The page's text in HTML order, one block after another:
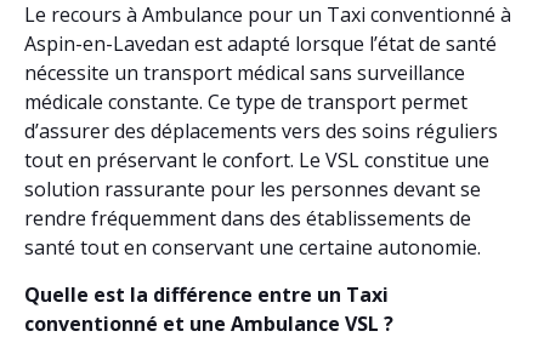
Le recours à Ambulance pour un Taxi conventionné à
Aspin-en-Lavedan est adapté lorsque l’état de santé
nécessite un transport médical sans surveillance
médicale constante. Ce type de transport permet
d’assurer des déplacements vers des soins réguliers
tout en préservant le confort. Le VSL constitue une
solution rassurante pour les personnes devant se
rendre fréquemment dans des établissements de
santé tout en conservant une certaine autonomie.
Quelle est la différence entre un Taxi
conventionné et une Ambulance VSL ?